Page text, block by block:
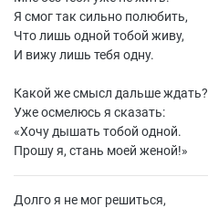
Я смог так сильно полюбить,
Что лишь одной тобой живу,
И вижу лишь тебя одну.
Какой же смысл дальше ждать?
Уже осмелюсь я сказать:
«Хочу дышать тобой одной.
Прошу я, стань моей женой!»
Долго я не мог решиться,